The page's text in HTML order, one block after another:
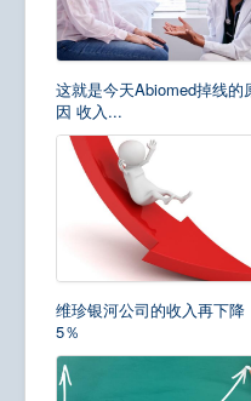
这就是今天Abiomed掉线的
因 收入...
维珍银河公司的收入再下降
5％